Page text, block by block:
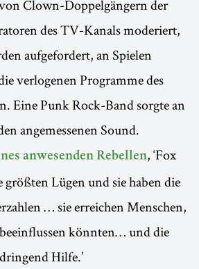
Clown-Doppelgängern der
des TV-Kanals moderiert,
aufgefordert, an Spielen
verlogenen Programme des
Eine Punk Rock-Band sorgte an
angemessenen Sound.
anwesenden Rebellen, ‘Fox
Lügen und sie haben die
… sie erreichen Menschen,
beeinflussen könnten… und die
Hilfe.’